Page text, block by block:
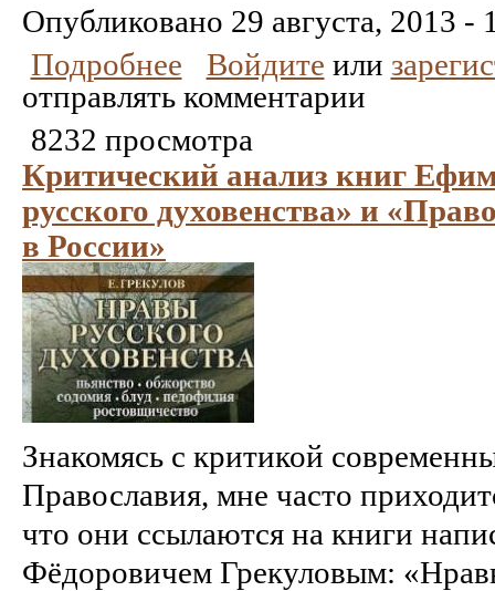
Опубликовано 29 августа, 2013 -
Подробнее
Войдите или
отправлять комментарии
8232 просмотра
Критический анализ книг
русского духовенства» и
в России»
Знакомясь с критикой
Православия, мне часто
что они ссылаются на книги
Фёдоровичем Грекуловым: